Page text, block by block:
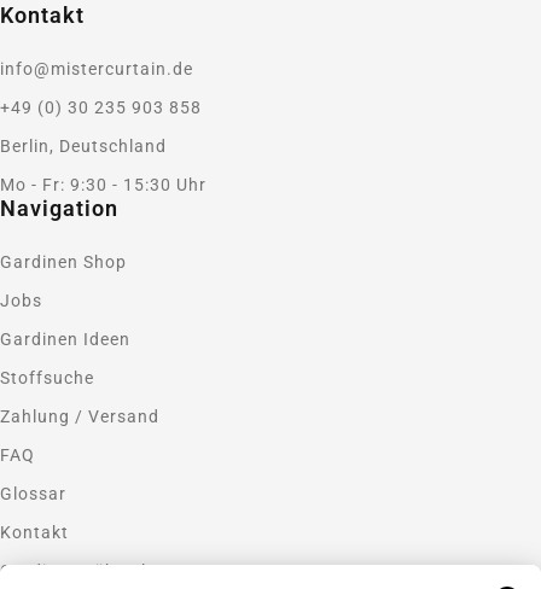
Kontakt
info@mistercurtain.de
+49 (0) 30 235 903 858
Berlin, Deutschland
Mo - Fr: 9:30 - 15:30 Uhr
Navigation
Gardinen Shop
Jobs
Gardinen Ideen
Stoffsuche
Zahlung / Versand
FAQ
Glossar
Kontakt
Gardinen nähen lassen